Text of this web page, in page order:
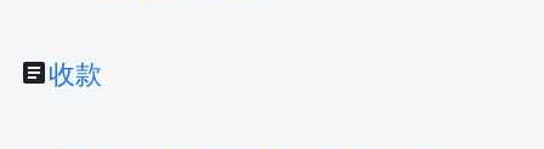
article收款